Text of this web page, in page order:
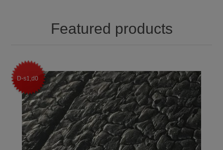
Featured products
D-s1,d0